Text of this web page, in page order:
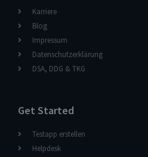
Karriere
Blog
Impressum
Datenschutzerklärung
DSA, DDG & TKG
Get Started
Testapp erstellen
Helpdesk